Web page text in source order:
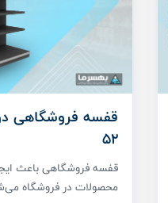
52
قفسه فروشگاهی باعث
محصولات در فروشگاه